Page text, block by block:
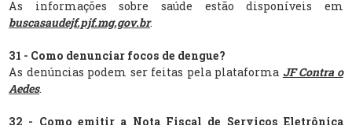
As informações sobre saúde estão disponíveis em
buscasaudejf.pjf.mg.gov.br.
31 - Como denunciar focos de dengue?
As denúncias podem ser feitas pela plataforma JF Contra o
Aedes.
32 - Como emitir a Nota Fiscal de Serviços Eletrônica